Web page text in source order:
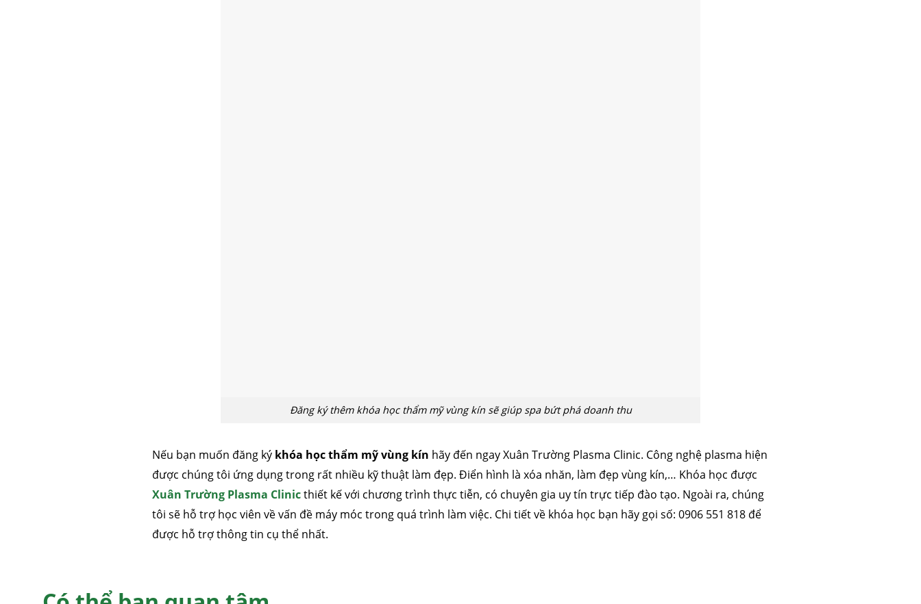
Đăng ký thêm khóa học thẩm mỹ vùng kín sẽ giúp spa bứt phá doanh thu
Nếu bạn muốn đăng ký khóa học thẩm mỹ vùng kín hãy đến ngay Xuân Trường Plasma Clinic. Công nghệ plasma hiện
được chúng tôi ứng dụng trong rất nhiều kỹ thuật làm đẹp. Điển hình là xóa nhăn, làm đẹp vùng kín,… Khóa học được
Xuân Trường Plasma Clinicthiết kế với chương trình thực tiễn, có chuyên gia uy tín trực tiếp đào tạo. Ngoài ra, chúng
tôi sẽ hỗ trợ học viên về vấn đề máy móc trong quá trình làm việc. Chi tiết về khóa học bạn hãy gọi số: 0906 551 818 để
được hỗ trợ thông tin cụ thể nhất.